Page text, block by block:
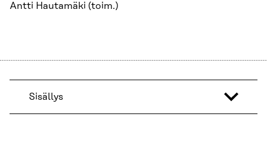
Antti Hautamäki (toim.)
Sisällys